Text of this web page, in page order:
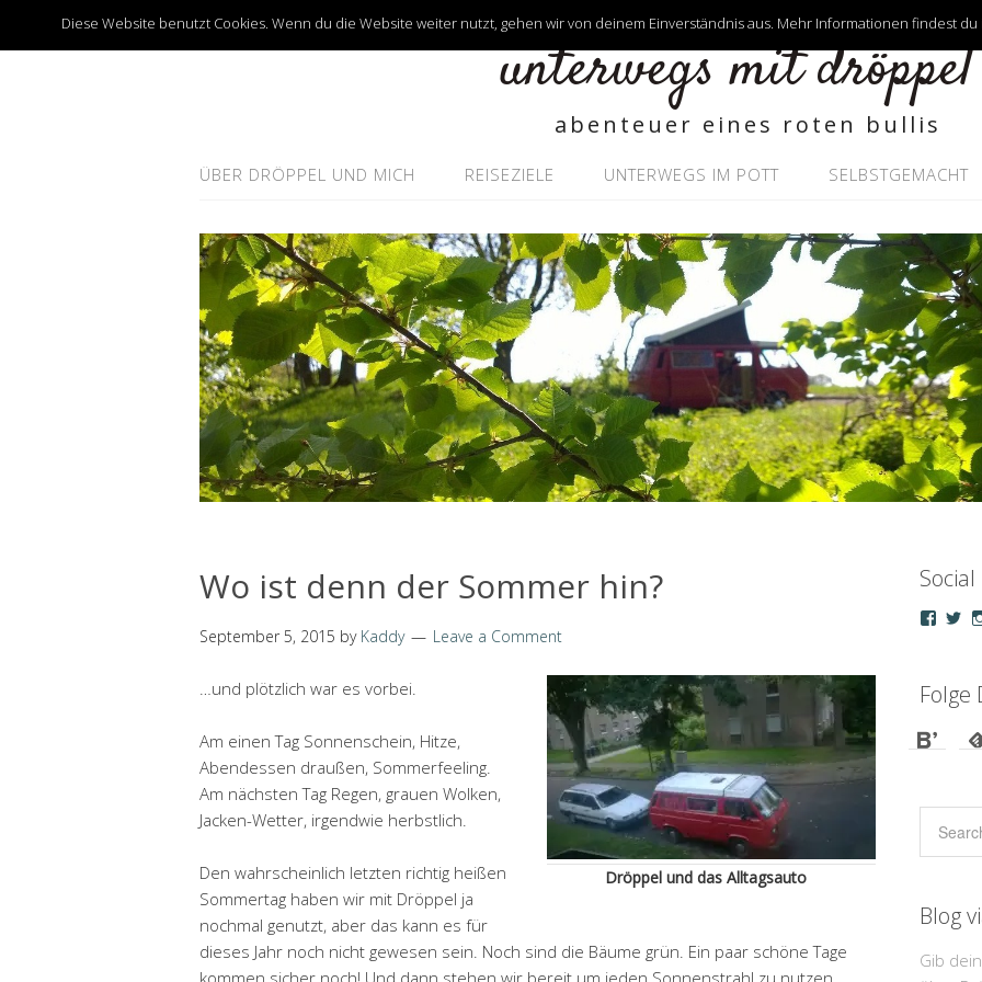
unterwegs mit dröppel
abenteuer eines roten bullis
ÜBER DRÖPPEL UND MICH REISEZIELE UNTERWEGS IM POTT SELBSTGEMACHT
Wo ist denn der Sommer hin?
September 5, 2015 by Kaddy Leave a Comment
Dröppel und das Alltagsauto
…und plötzlich war es vorbei.
Am einen Tag Sonnenschein, Hitze,
Abendessen draußen, Sommerfeeling.
Am nächsten Tag Regen, grauen Wolken,
Jacken-Wetter, irgendwie herbstlich.
Den wahrscheinlich letzten richtig heißen
Sommertag haben wir mit Dröppel ja
nochmal genutzt, aber das kann es für
dieses Jahr noch nicht gewesen sein. Noch sind die Bäume grün. Ein paar schöne Tage
kommen sicher noch! Und dann stehen wir bereit um jeden Sonnenstrahl zu nutzen.
Social
Profil
Blog
Gib
Diese Website benutzt Cookies. Wenn du die Website weiter nutzt, gehen wir von deinem Einverständnis aus. Mehr Informationen findest